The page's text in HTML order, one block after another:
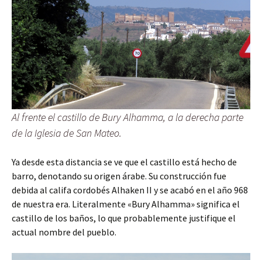
Al frente el castillo de Bury Alhamma, a la derecha parte
de la Iglesia de San Mateo.
Ya desde esta distancia se ve que el castillo está hecho de
barro, denotando su origen árabe. Su construcción fue
debida al califa cordobés Alhaken II y se acabó en el año 968
de nuestra era. Literalmente «Bury Alhamma» significa el
castillo de los baños, lo que probablemente justifique el
actual nombre del pueblo.